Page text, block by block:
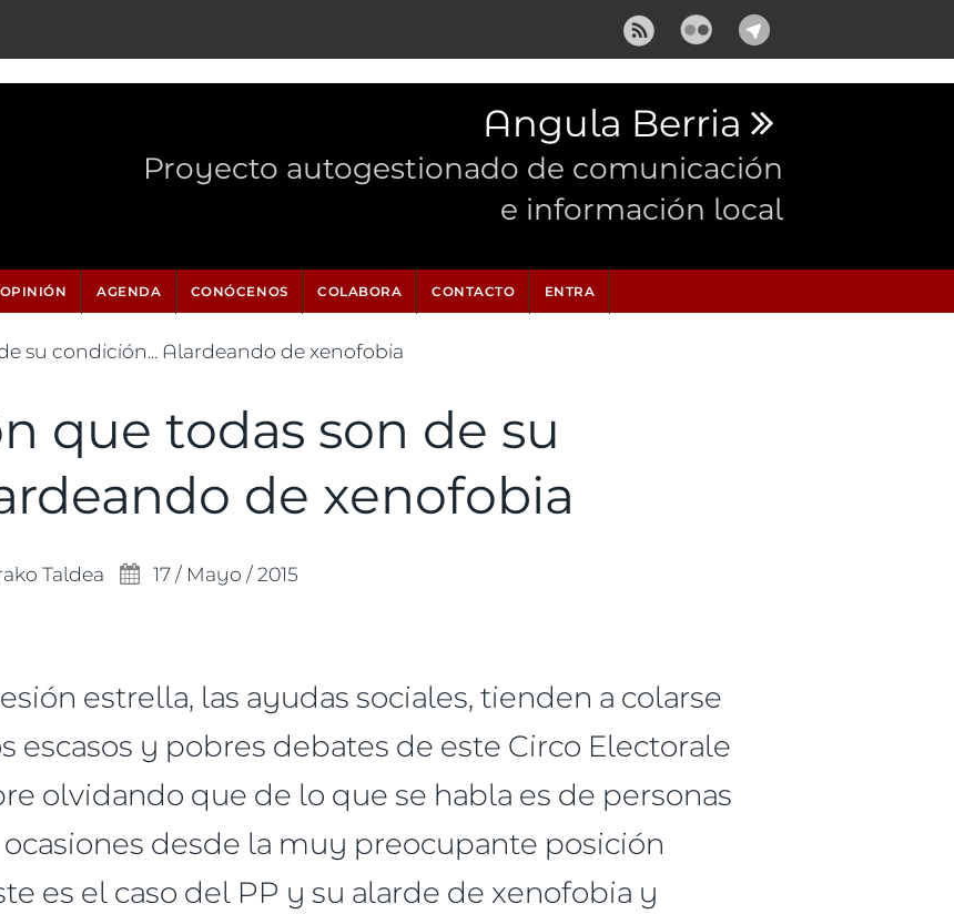
Angula Berria
Proyecto autogestionado de comunicación
e información local
OPINIÓN AGENDA CONÓCENOS COLABORA CONTACTO ENTRA
su condición... Alardeando de xenofobia
que todas son de su
de xenofobia
Taldea 17 / Mayo / 2015
estrella, las ayudas sociales, tienden a colarse
escasos y pobres debates de este Circo Electorale
olvidando que de lo que se habla es de personas
desde la muy preocupante posición
es el caso del PP y su alarde de xenofobia y